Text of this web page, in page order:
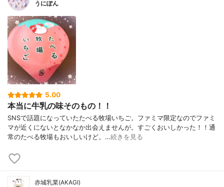
うにぽん
5.00
本当に牛乳の味そのもの！！
SNSで話題になっていたたべる牧場いちご。ファミマ限定なのでファミ
マが近くにないとなかなか出会えませんが。すごくおいしかった！！通
常のたべる牧場もおいしいけど。…続きを見る
赤城乳業(AKAGI)